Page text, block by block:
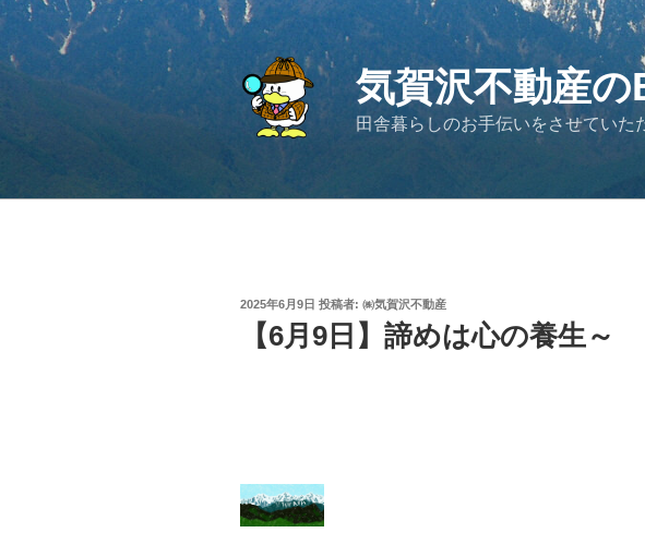
コ
テ
へ
キ
気賀沢不動産
田舎暮らしのお手伝いをさせていた
投
2025年6月9日 投稿者: ㈱気賀沢不動産
【6月9日】諦めは心の養生～